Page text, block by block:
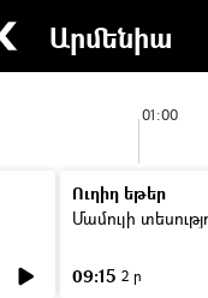
Արմենիա
01:00
Ուղիղ եթեր
Մամուլի
09:15 2 ր